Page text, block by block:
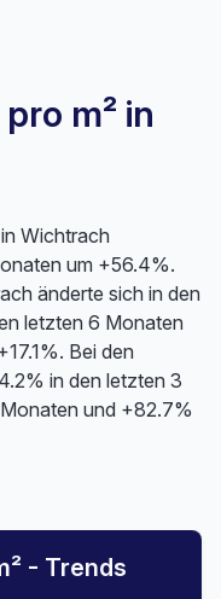
m² in
Wichtrach
um +56.4%.
änderte sich in den
letzten 6 Monaten
Bei den
in den letzten 3
und +82.7%
- Trends